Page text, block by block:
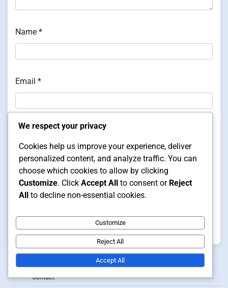
Name *
Email *
Website
Save my name, email, and website in this browser
for the next time I comment.
Links
Contact
We respect your privacy
Cookies help us improve your experience, deliver
personalized content, and analyze traffic. You can
choose which cookies to allow by clicking
Customize. Click Accept All to consent or Reject
All to decline non-essential cookies.
Customize
Reject All
Accept All